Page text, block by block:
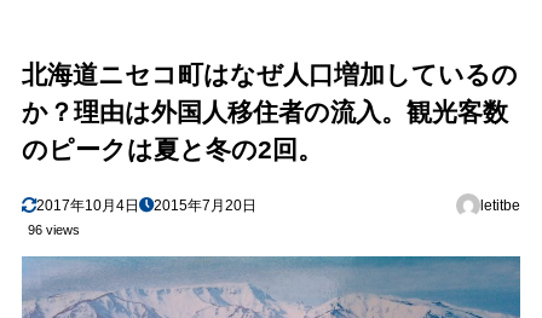
北海道ニセコ町はなぜ人口増加しているの
か？理由は外国人移住者の流入。観光客数
のピークは夏と冬の2回。
2017年10月4日 2015年7月20日 letitbe
96 views